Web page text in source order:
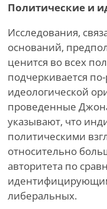
Политические и
Исследования,
оснований,
ценится во всех
подчеркивается
идеологической
проведенные
указывают, что
политическими
относительно
авторитета по
либеральных.